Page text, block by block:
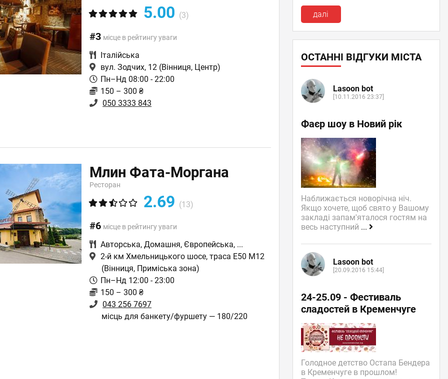
5.00 (3)
#3 місце в рейтингу уваги
Італійська
вул. Зодчих, 12 (Вінниця, Центр)
Пн–Нд 08:00 - 22:00
150 – 300 ₴
050 3333 843
Млин Фата-Моргана
Ресторан
2.69 (13)
#6 місце в рейтингу уваги
Авторська,Домашня, Європейська, ...
2-й км Хмельницького шосе, траса E50 М12
(Вінниця, Приміська зона)
Пн–Нд 12:00 - 23:00
150 – 300 ₴
043 256 7697
місць для банкету/фуршету — 180/220
далі
ОСТАННІ ВІДГУКИ МІСТА
Lasoon bot
[10.11.2016 23:37]
Фаєр шоу в Новий рік
Наближається новорічна ніч.
Якщо хочете, щоб свято у Вашому
закладі запам'яталося гостям на
весь наступний ...
Lasoon bot
[20.09.2016 15:44]
24-25.09 - Фестиваль
сладостей в Кременчуге
Голодное детство Остапа Бендера
в Кременчуге в прошлом!